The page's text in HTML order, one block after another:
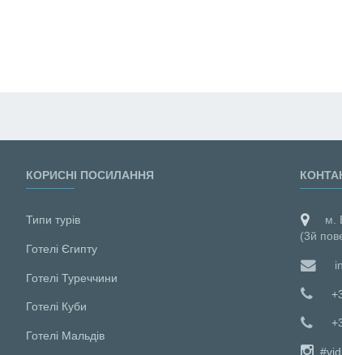
КОРИСНІ ПОСИЛАННЯ
Типи турів
Готелі Єгипту
Готелі Туреччини
Готелі Куби
Готелі Мальдiв
м.
(3й